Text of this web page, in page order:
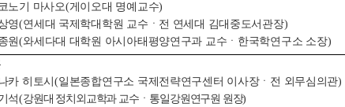
노기 마사오(게이오대 명예교수)
영(연세대 국제학대학원 교수 ㆍ 전 연세대 김대중도서관장)
원(와세다대 대학원 아시아태평양연구과 교수 ㆍ 한국학연구소 소장)
카 히토시(일본종합연구소 국제전략연구센터 이사장ㆍ전 외무심의관)
석(강원대 정치외교학과 교수ㆍ 통일강원연구원 원장)